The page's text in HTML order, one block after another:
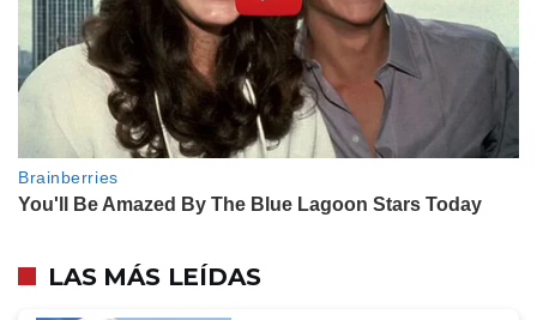
LAS MÁS LEÍDAS